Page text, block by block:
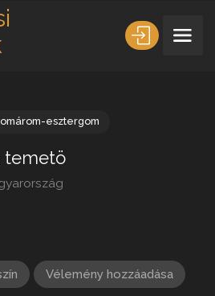
temetö
Vélemény hozzáadása